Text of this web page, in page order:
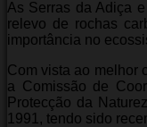
As Serras da Adiça
relevo de rochas
importância no
Com vista ao melhor
a Comissão de
Protecção da
1991, tendo sido